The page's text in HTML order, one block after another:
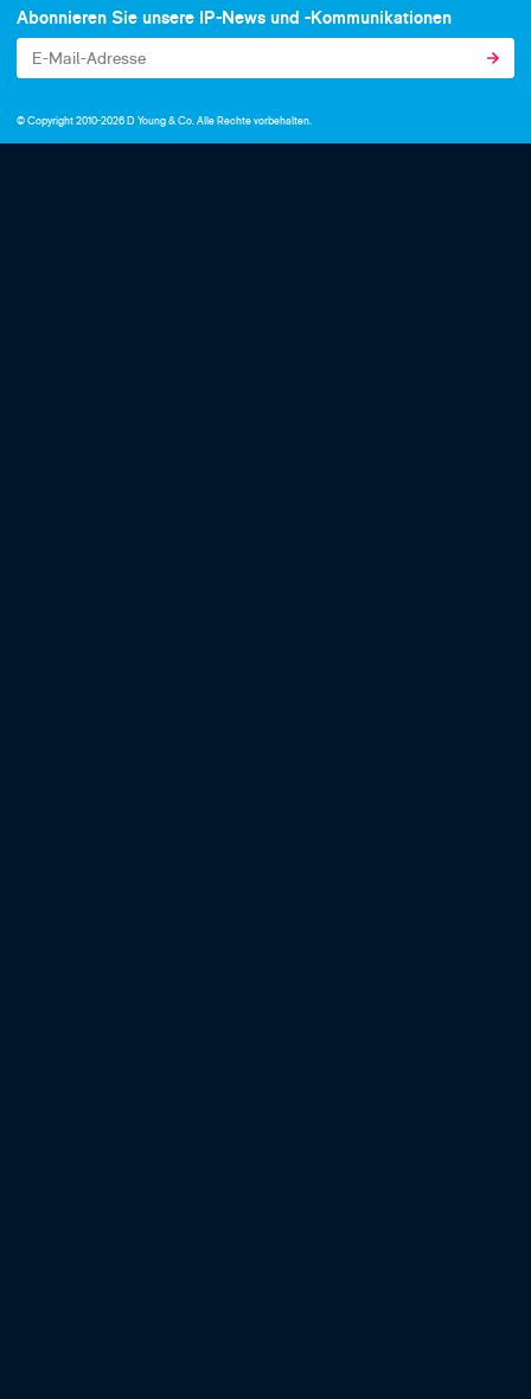
Abonnieren Sie unsere IP-News und -Kommunikationen
© Copyright 2010-2026 D Young & Co. Alle Rechte vorbehalten.